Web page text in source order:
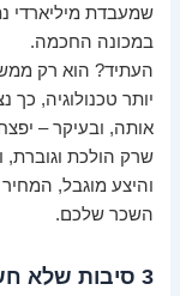
שמעבדת מיליארדי
במכונה החכמה.
העתיד? הוא רק
יותר טכנולוגיה, כך
אותה, ובעיקר –
שרק הולכת וגוברת,
והיצע מוגבל,
השכר שלכם.
3 סיבות שלא חשבתם עליהן להייפ סביב התחום